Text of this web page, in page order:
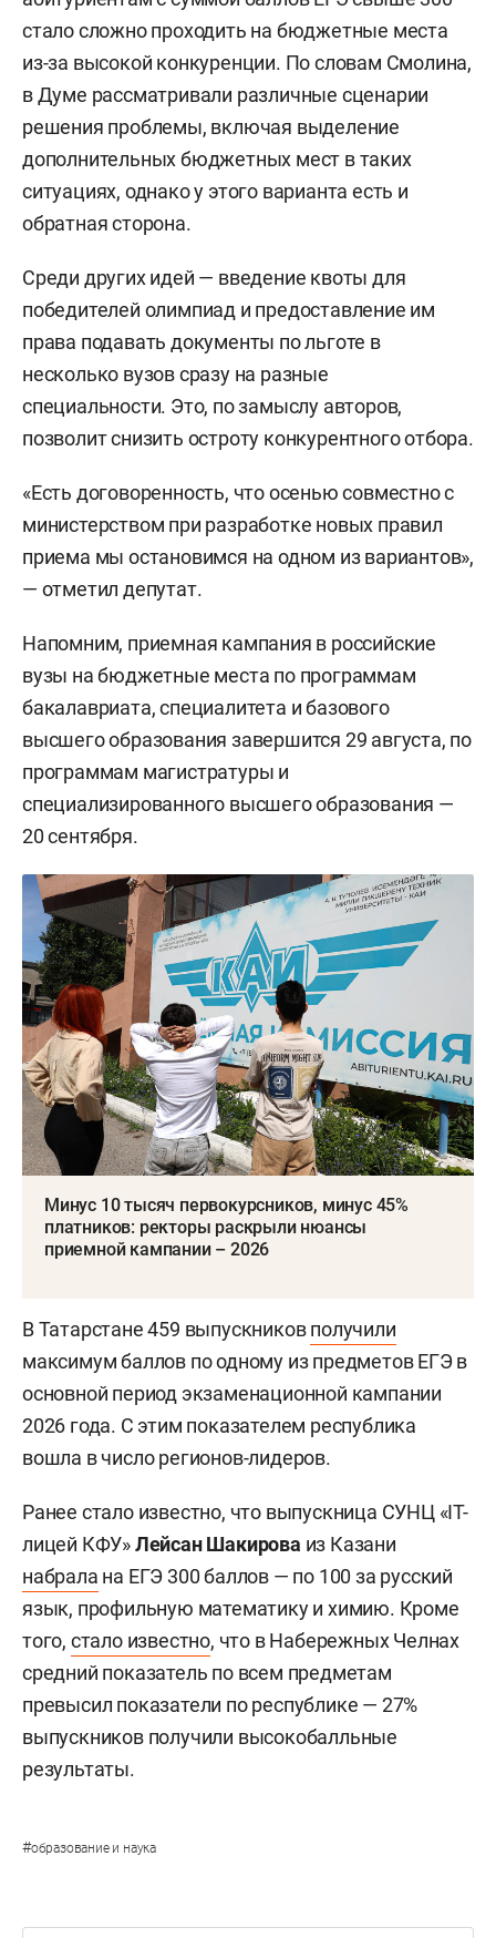
стало сложно проходить на бюджетные места
из-за высокой конкуренции. По словам Смолина,
в Думе рассматривали различные сценарии
решения проблемы, включая выделение
дополнительных бюджетных мест в таких
ситуациях, однако у этого варианта есть и
обратная сторона.
Среди других идей — введение квоты для
победителей олимпиад и предоставление им
права подавать документы по льготе в
несколько вузов сразу на разные
специальности. Это, по замыслу авторов,
позволит снизить остроту конкурентного отбора.
«Есть договоренность, что осенью совместно с
министерством при разработке новых правил
приема мы остановимся на одном из вариантов»,
— отметил депутат.
Напомним, приемная кампания в российские
вузы на бюджетные места по программам
бакалавриата, специалитета и базового
высшего образования завершится 29 августа, по
программам магистратуры и
специализированного высшего образования —
20 сентября.
Минус 10 тысяч первокурсников, минус 45%
платников: ректоры раскрыли нюансы
приемной кампании – 2026
В Татарстане 459 выпускниковполучили
максимум баллов по одному из предметов ЕГЭ в
основной период экзаменационной кампании
2026 года. С этим показателем республика
вошла в число регионов-лидеров.
Ранее стало известно, что выпускница СУНЦ «IT-
лицей КФУ»Лейсан Шакирова из Казани
набрала на ЕГЭ 300 баллов — по 100 за русский
язык, профильную математику и химию. Кроме
того, стало известно, что в Набережных Челнах
средний показатель по всем предметам
превысил показатели по республике — 27%
выпускников получили высокобалльные
результаты.
#образование и наука